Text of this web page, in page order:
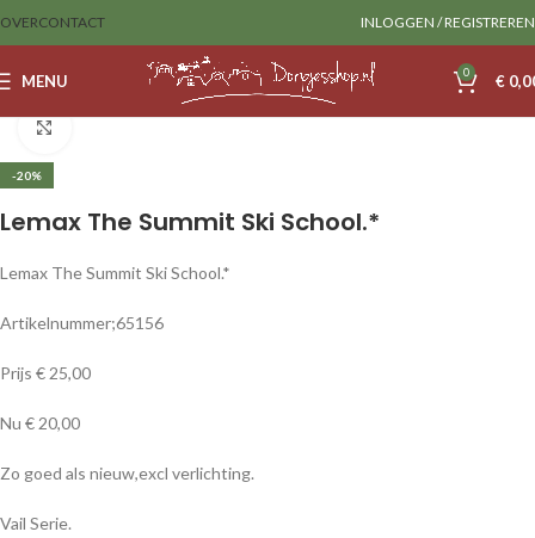
OVERCONTACT INLOGGEN / REGISTREREN
MENU 0 €
-20%
Lemax The Summit Ski School.*
Lemax The Summit Ski School.*
Artikelnummer;65156
Prijs € 25,00
Nu € 20,00
Zo goed als nieuw,excl verlichting.
Vail Serie.